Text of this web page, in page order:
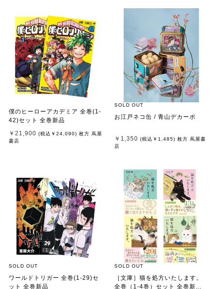
僕のヒーローアカデミア 全巻(1-
42)セット 全巻新品
￥21,900 (税込 ￥24,090) 枚方 蔦屋
書店
SOLD OUT
お江戸ネコ缶 / 青山デカーボ
￥1,350 (税込 ￥1,485) 枚方 蔦屋書
店
SOLD OUT
ワールドトリガー 全巻(1-29)セ
ット 全巻新品
SOLD OUT
［文庫］猫を処方いたします。
全巻（1-4巻）セット 全巻新品 /